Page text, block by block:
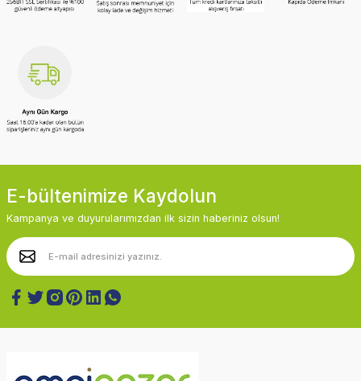
E-bültenimize Kaydolun
Kampanya ve duyurularımızdan ilk sizin haberiniz olsun!